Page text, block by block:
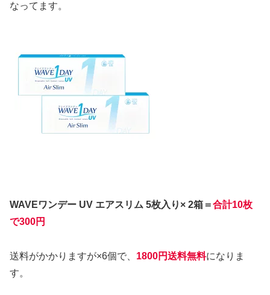
なってます。
WAVEワンデー UV エアスリム 5枚入り× 2箱＝合計10枚
で300円
送料がかかりますが×6個で、 1800円送料無料になりま
す。